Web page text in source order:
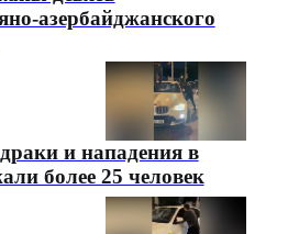
азербайджанского
и нападения в
более 25 человек